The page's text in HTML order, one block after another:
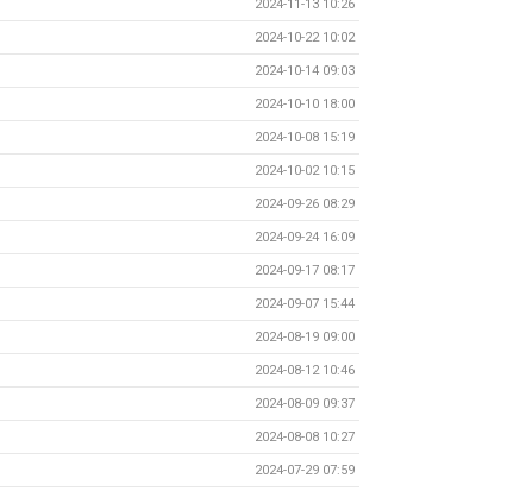
2024-11-13 10:26
2024-10-22 10:02
2024-10-14 09:03
2024-10-10 18:00
2024-10-08 15:19
2024-10-02 10:15
2024-09-26 08:29
2024-09-24 16:09
2024-09-17 08:17
2024-09-07 15:44
2024-08-19 09:00
2024-08-12 10:46
2024-08-09 09:37
2024-08-08 10:27
2024-07-29 07:59